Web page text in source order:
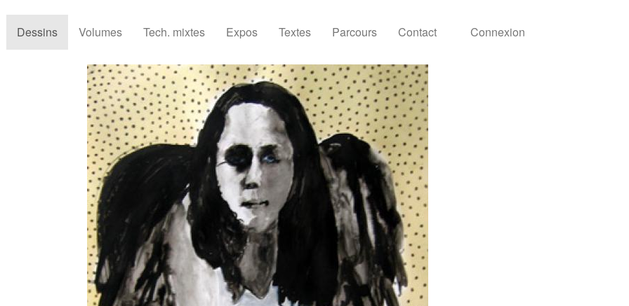
Dessins Volumes Tech. mixtes Expos Textes Parcours Contact Connexion